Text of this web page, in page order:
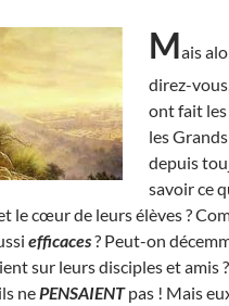
Mais
direz-
ont fait
les
depuis
savoir ce
le cœur de leurs élèves ?
efficaces? Peut-on
sur leurs disciples et amis
ne PENSAIENTpas ! Mais